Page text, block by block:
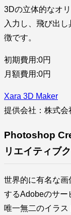
3Dの立体的なオ
入力し、飛び出
徴です。
初期費用:0円
月額費用:0円
Xara 3D Maker
提供会社：株式会
Photoshop
リエイティブク
世界的に有名な
するAdobeのサー
唯一無二のイラス